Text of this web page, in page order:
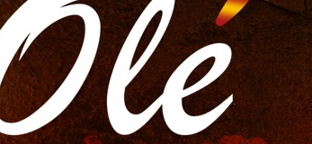
tesi di laurea incentrate sulla
mostre personali in musei e gallerie
collaborazioni con fotografi e
digitali, di stampa Fine Art,